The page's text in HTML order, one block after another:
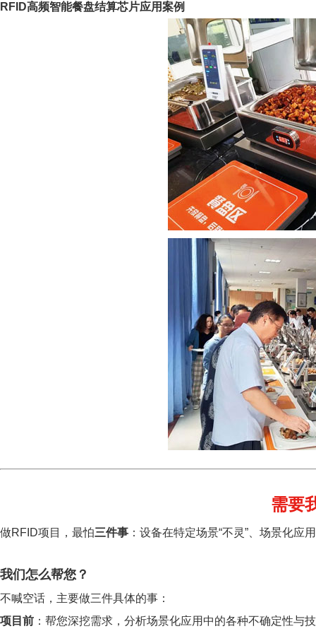
RFID高频智能餐盘结算芯片应用案例
需要
做RFID项目，最怕三件事 ：设备在特定场景“不灵”、场景化
我们怎么帮您？
不喊空话，主要做三件具体的事：
项目前 ：帮您深挖需求，分析场景化应用中的各种不确定性与